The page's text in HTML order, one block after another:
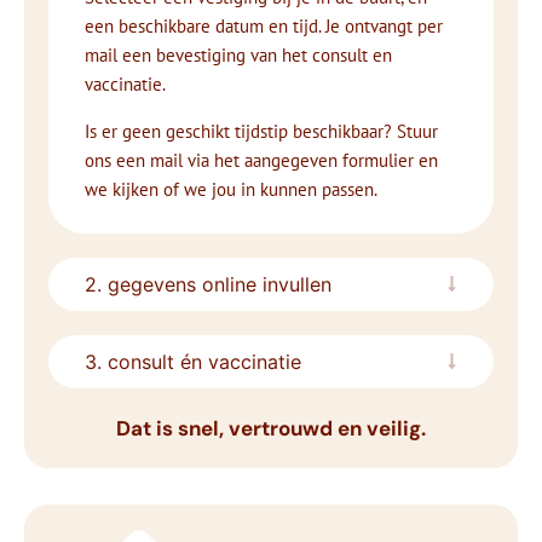
een beschikbare datum en tijd. Je ontvangt per
mail een bevestiging van het consult en
vaccinatie.
Is er geen geschikt tijdstip beschikbaar? Stuur
ons een mail via het aangegeven formulier en
we kijken of we jou in kunnen passen.
2. gegevens online invullen
3. consult én vaccinatie
Dat is snel, vertrouwd en veilig.